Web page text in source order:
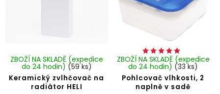
Keramický zvlhčovač na
radiátor HELI
ZBOŽÍ NA SKLADĚ (expedice
do 24 hodin) (59 ks)
Pohlcovač vlhkosti, 2
naplně v sadě
ZBOŽÍ NA SKLADĚ (expedice
do 24 hodin) (33 ks)